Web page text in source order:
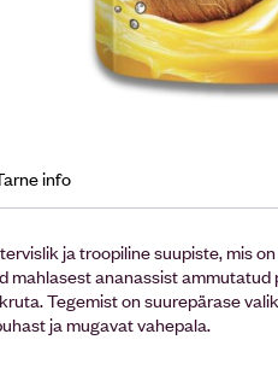
info
ja troopiline suupiste, mis
mahlasest ananassist
Tegemist on suurepärase
ja mugavat vahepala.